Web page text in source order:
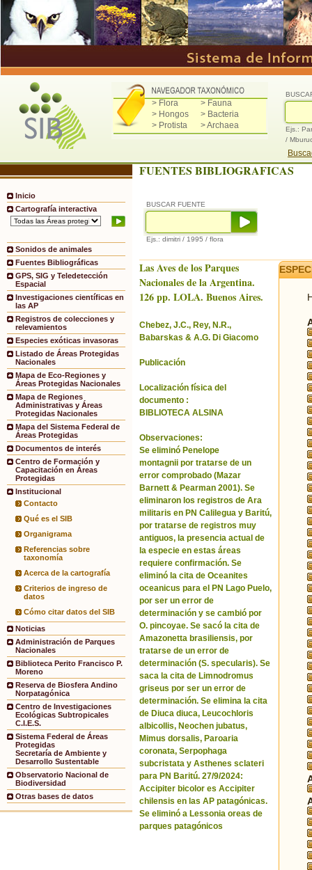
> Flora
> Fauna
> Hongos
> Bacteria
> Protista
> Archaea
Ejs.:
/
Inicio
Cartografía interactiva
Sonidos de animales
Fuentes Bibliográficas
GPS, SIG y Teledetección
Espacial
Investigaciones científicas en
las AP
Registros de colecciones y
relevamientos
Especies exóticas invasoras
Listado de Áreas Protegidas
Nacionales
Mapa de Eco-Regiones y
Áreas Protegidas Nacionales
Mapa de Regiones
Administrativas y Áreas
Protegidas Nacionales
Mapa del Sistema Federal de
Áreas Protegidas
Documentos de interés
Centro de Formación y
Capacitación en Áreas
Protegidas
Institucional
Contacto
Qué es el SIB
Organigrama
Referencias sobre
taxonomía
Acerca de la cartografía
Criterios de ingreso de
datos
Cómo citar datos del SIB
Noticias
Administración de Parques
Nacionales
Biblioteca Perito Francisco P.
Moreno
Reserva de Biosfera Andino
Norpatagónica
Centro de Investigaciones
Ecológicas Subtropicales
C.I.E.S.
Sistema Federal de Áreas
Protegidas
Secretaría de Ambiente y
Desarrollo Sustentable
Observatorio Nacional de
Biodiversidad
Otras bases de datos
FUENTES BIBLIOGRAFICAS
BUSCAR FUENTE
Ejs.: dimitri / 1995 / flora
Las Aves de los Parques
Nacionales de la Argentina.
126 pp. LOLA. Buenos Aires.
Chebez, J.C., Rey, N.R.,
Babarskas & A.G. Di Giacomo
Publicación
Localización física del
documento :
BIBLIOTECA ALSINA
Observaciones:
Se eliminó Penelope
montagnii por tratarse de un
error comprobado (Mazar
Barnett & Pearman 2001). Se
eliminaron los registros de Ara
militaris en PN Calilegua y Baritú,
por tratarse de registros muy
antiguos, la presencia actual de
la especie en estas áreas
requiere confirmación. Se
eliminó la cita de Oceanites
oceanicus para el PN Lago Puelo,
por ser un error de
determinación y se cambió por
O. pincoyae. Se sacó la cita de
Amazonetta brasiliensis, por
tratarse de un error de
determinación (S. specularis). Se
saca la cita de Limnodromus
griseus por ser un error de
determinación. Se elimina la cita
de Diuca diuca, Leucochloris
albicollis, Neochen jubatus,
Mimus dorsalis, Paroaria
coronata, Serpophaga
subcristata y Asthenes sclateri
para PN Baritú. 27/9/2024:
Accipiter bicolor es Accipiter
chilensis en las AP patagónicas.
Se eliminó a Lessonia oreas de
parques patagónicos